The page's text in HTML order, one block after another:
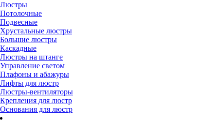
Люстры
Потолочные
Подвесные
Хрустальные люстры
Большие люстры
Каскадные
Люстры на штанге
Управление светом
Плафоны и абажуры
Лифты для люстр
Люстры-вентиляторы
Крепления для люстр
Основания для люстр